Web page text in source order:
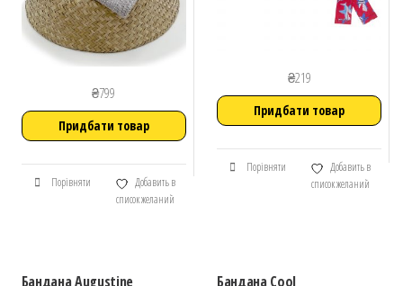
₴799
Придбати товар
Порівняти
Добавить в
список желаний
₴219
Придбати товар
Порівняти
Добавить в
список желаний
Бандана Augustine Бандана Cool